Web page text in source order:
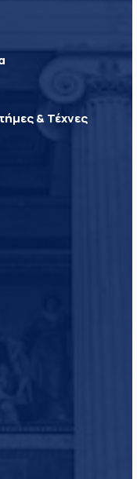
& Τέχνες